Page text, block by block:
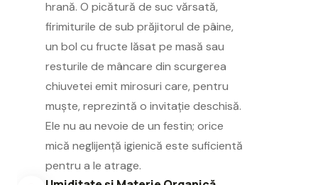
hrană. O picătură de suc vărsată,
firimiturile de sub prăjitorul de pâine,
un bol cu fructe lăsat pe masă sau
resturile de mâncare din scurgerea
chiuvetei emit mirosuri care, pentru
muște, reprezintă o invitație deschisă.
Ele nu au nevoie de un festin; orice
mică neglijență igienică este suficientă
pentru a le atrage.